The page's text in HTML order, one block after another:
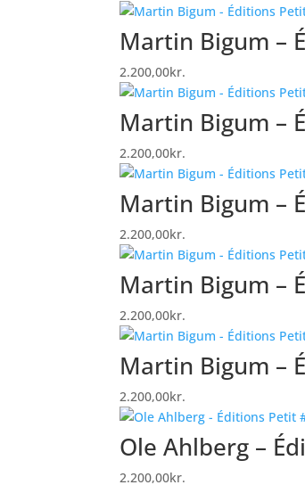
Martin Bigum –
2.200,00kr.
Martin Bigum –
2.200,00kr.
Martin Bigum –
2.200,00kr.
Martin Bigum –
2.200,00kr.
Martin Bigum –
2.200,00kr.
Ole Ahlberg –
2.200,00kr.